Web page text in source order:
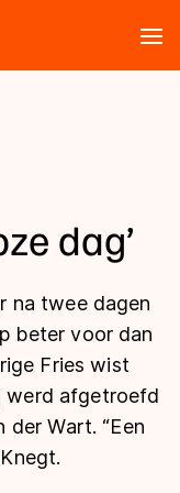
dag’
na twee dagen
beter voor dan
Fries wist
werd afgetroefd
Wart. “Een